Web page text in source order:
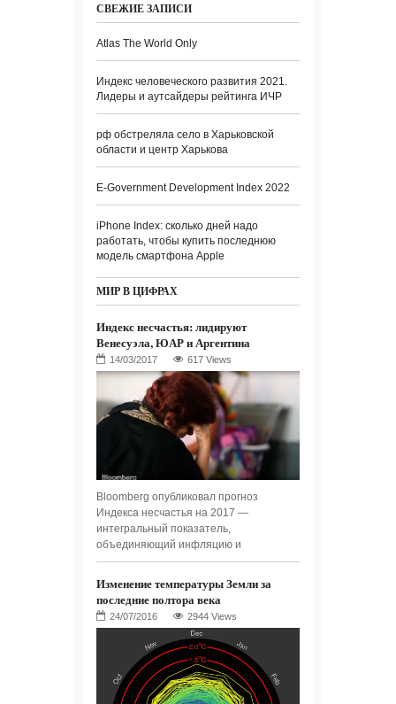
СВЕЖИЕ ЗАПИСИ
Atlas The World Only
Индекс человеческого развития 2021.
Лидеры и аутсайдеры рейтинга ИЧР
рф обстреляла село в Харьковской
области и центр Харькова
E-Government Development Index 2022
iPhone Index: сколько дней надо
работать, чтобы купить последнюю
модель смартфона Apple
МИР В ЦИФРАХ
Индекс несчастья: лидируют
Венесуэла, ЮАР и Аргентина
617 Views
Bloomberg опубликовал прогноз
Индекса несчастья на 2017 —
интегральный показатель,
объединяющий инфляцию и
Изменение температуры Земли за
последние полтора века
2944 Views